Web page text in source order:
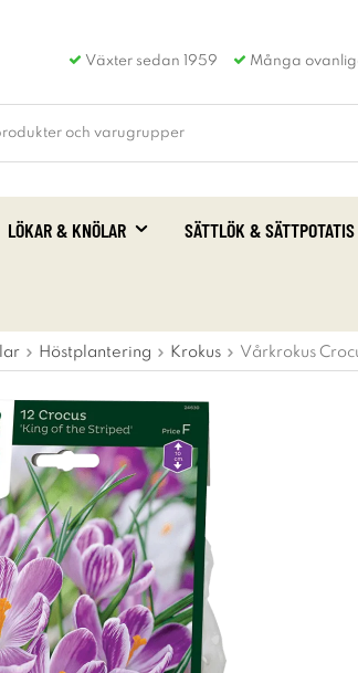
Växter sedan 1959 Många
LÖKAR & KNÖLAR SÄTTLÖK & SÄTTPOTATIS
Höstplantering Krokus Vårkrokus